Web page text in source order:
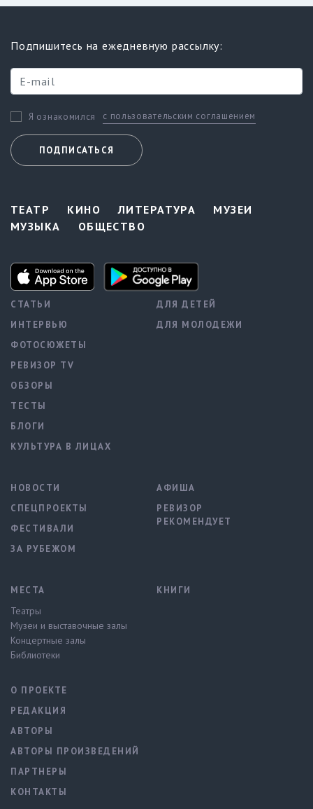
Подпишитесь на ежедневную рассылку:
Я ознакомился с пользовательским соглашением
ПОДПИСАТЬСЯ
ТЕАТР КИНО ЛИТЕРАТУРА
МУЗЕИ
МУЗЫКА
ОБЩЕСТВО
СТАТЬИ
ИНТЕРВЬЮ
ФОТОСЮЖЕТЫ
РЕВИЗОР TV
ОБЗОРЫ
ТЕСТЫ
БЛОГИ
КУЛЬТУРА В ЛИЦАХ
ДЛЯ ДЕТЕЙ
ДЛЯ МОЛОДЕЖИ
НОВОСТИ
СПЕЦПРОЕКТЫ
ФЕСТИВАЛИ
ЗА РУБЕЖОМ
АФИША
РЕВИЗОР
РЕКОМЕНДУЕТ
МЕСТА
Театры
Музеи и выставочные залы
Концертные залы
Библиотеки
КНИГИ
О ПРОЕКТЕ
РЕДАКЦИЯ
АВТОРЫ
АВТОРЫ ПРОИЗВЕДЕНИЙ
ПАРТНЕРЫ
КОНТАКТЫ